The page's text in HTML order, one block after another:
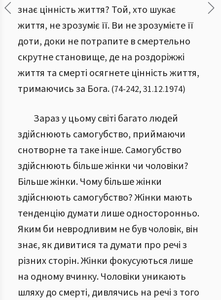
знає цінність життя? Той, хто шукає
життя, не зрозуміє її. Ви не зрозумієте її
доти, доки не потрапите в смертельно
скрутне становище, де на роздоріжжі
життя та смерті осягнете цінність життя,
тримаючись за Бога. (74-242,31.12.1974)
Зараз у цьому світі багато людей
здійснюють самогубство, приймаючи
снотворне та таке інше. Самогубство
здійснюють більше жінки чи чоловіки?
Більше жінки. Чому більше жінки
здійснюють самогубство? Жінки мають
тенденцію думати лише односторонньо.
Яким би невродливим не був чоловік, він
знає, як дивитися та думати про речі з
різних сторін. Жінки фокусуються лише
на одному вчинку. Чоловіки уникають
шляху до смерті, дивлячись на речі з того